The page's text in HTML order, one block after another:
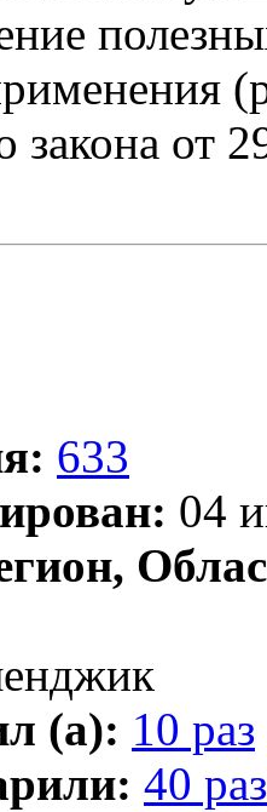
закона от
633
04
(а): 10 раз
40 раз